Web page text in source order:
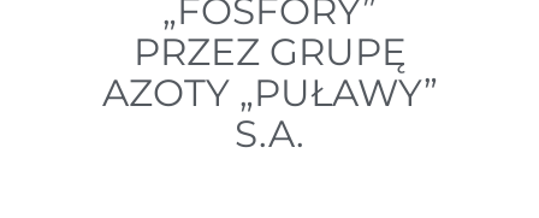
„FOSFORY”
PRZEZ GRUPĘ
AZOTY „PUŁAWY”
S.A.